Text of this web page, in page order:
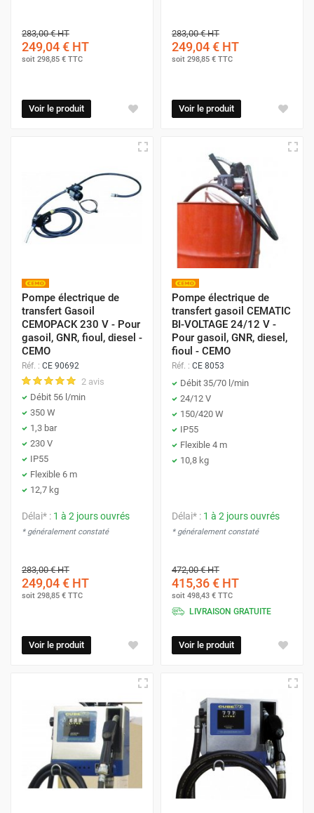
283,00 €HT
249,04 € HT
soit 298,85 € TTC
Voir le produit
283,00 €HT
249,04 € HT
soit 298,85 € TTC
Voir le produit
Pompe électrique de
transfert Gasoil
CEMOPACK 230 V - Pour
gasoil, GNR, fioul, diesel -
CEMO
Réf. : CE 90692
2 avis
Débit 56 l/min
350 W
1,3 bar
230 V
IP55
Flexible 6 m
12,7 kg
Délai* : 1 à 2 jours ouvrés
* généralement constaté
283,00 €HT
249,04 € HT
soit 298,85 € TTC
Voir le produit
Pompe électrique de
transfert gasoil CEMATIC
BI-VOLTAGE 24/12 V -
Pour gasoil, GNR, diesel,
fioul - CEMO
Réf. : CE 8053
Débit 35/70 l/min
24/12 V
150/420 W
IP55
Flexible 4 m
10,8 kg
Délai* : 1 à 2 jours ouvrés
* généralement constaté
472,00 €HT
415,36 € HT
soit 498,43 € TTC
LIVRAISON GRATUITE
Voir le produit